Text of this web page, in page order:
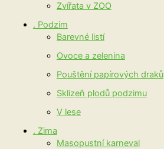
Zvířata v ZOO
. Podzim
Barevné listí
Ovoce a zelenina
Pouštění papírových draků
Sklizeň plodů podzimu
V lese
. Zima
Masopustní karneval